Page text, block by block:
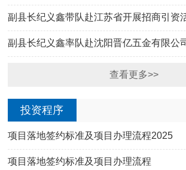
副县长纪义鑫带队赴江苏省开展招商引资
副县长纪义鑫率队赴沈阳晋亿五金有限公
查看更多>>
投资程序
项目落地签约标准及项目办理流程2025
项目落地签约标准及项目办理流程